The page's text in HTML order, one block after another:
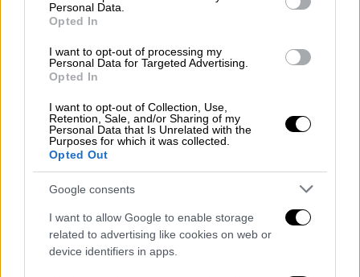
Personal Data.
Opted In
I want to opt-out of processing my
Personal Data for Targeted Advertising.
Opted In
I want to opt-out of Collection, Use,
Retention, Sale, and/or Sharing of my
Personal Data that Is Unrelated with the
Purposes for which it was collected.
Opted Out
Google consents
I want to allow Google to enable storage
related to advertising like cookies on web or
device identifiers in apps.
αποκατασταθεί σε κλίμακα πλανητική,
διεθνών οργανισμών, η πραγματικότητα, η
αλήθεια. Ο Έλληνας πρωθυπουργός αύριο,
λοιπόν, με μεγάλο κλιμάκιο υπουργών και εξ
όσων γνωρίζουμε και πολλούς
επιχειρηματίες θα επισκεφθεί τη Βόρεια
Μακεδονία για να αναπτυχθούν έτι
περαιτέρω οι οικονομικές, ενεργειακές και
άλλες σχέσεις και τα αντίστοιχα project στα
Βαλκάνια μετά και την τετραμερή στην οποία
συμμετείχε ο Έλληνας πρωθυπουργός στη
Ρουμανία» είπε χαρακτηριστικά μιλώντας
στο ΑΜΠΕ.